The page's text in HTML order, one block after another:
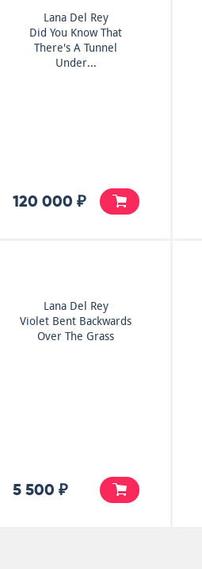
Lana Del Rey
Did You Know That
There's A Tunnel
Under...
120 000 ₽
Lana Del Rey
Violet Bent Backwards
Over The Grass
5 500 ₽